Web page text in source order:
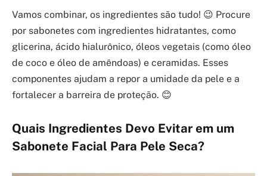
Vamos combinar, os ingredientes são tudo! 😉 Procure
por sabonetes com ingredientes hidratantes, como
glicerina, ácido hialurônico, óleos vegetais (como óleo
de coco e óleo de amêndoas) e ceramidas. Esses
componentes ajudam a repor a umidade da pele e a
fortalecer a barreira de proteção. 😊
Quais Ingredientes Devo Evitar em um
Sabonete Facial Para Pele Seca?